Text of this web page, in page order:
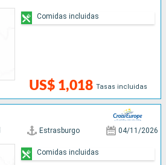
US$ 1,018 Tasas incluidas
Comidas incluidas
Estrasburgo 04/11/2026
Comidas incluidas